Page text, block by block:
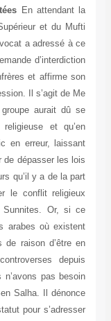
En attendant la
et du Mufti
a adressé à ce
d’interdiction
et affirme son
Il s’agit de Me
aurait dû se
et qu’en
en erreur, laissant
de dépasser les lois
qu’il y a de la part
le conflit religieux
Sunnites. Or, si ce
arabes où existent
raison d’être en
depuis
n’avons pas besoin
Salha. Il dénonce
pour s’adresser